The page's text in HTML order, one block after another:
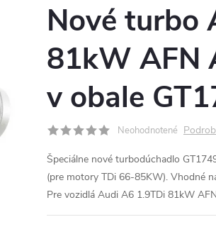
Nové turbo
81kW AFN
v obale
Neohodnotené
Špeciálne nové turbodúchadlo
(pre motory TDi 66-85KW). Vhodné
Pre vozidlá Audi A6 1.9TDi 81kW